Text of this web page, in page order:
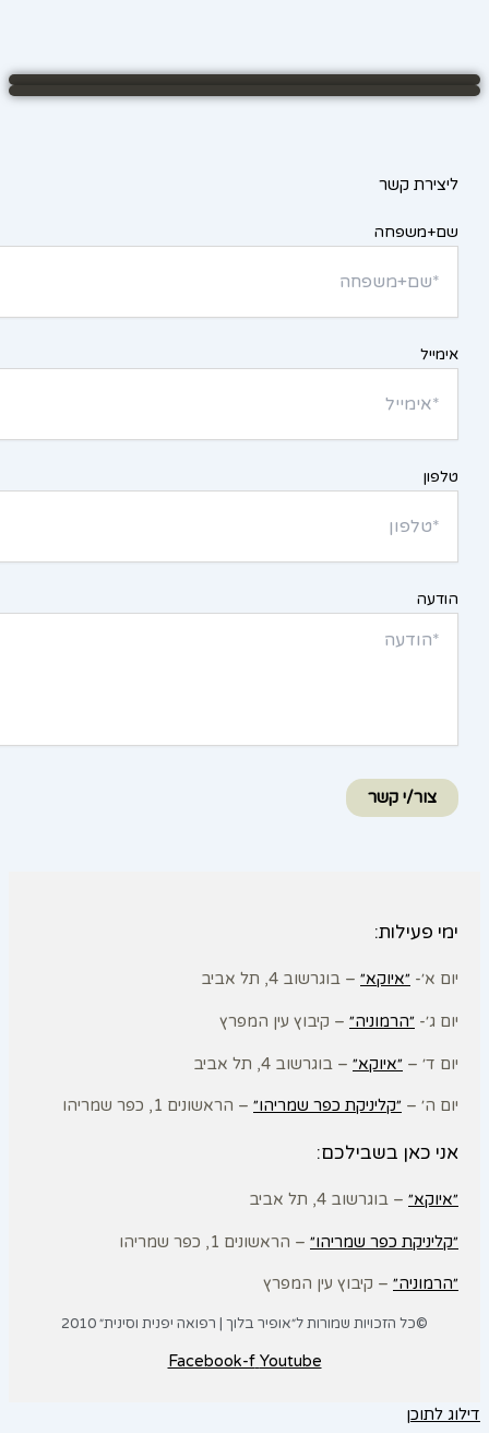
ליצירת קשר
שם+משפחה
אימייל
טלפון
הודעה
צור/י קשר
ימי פעילות:
יום א׳-״איוקא״– בוגרשוב 4, תל אביב
יום ג׳-״הרמוניה״– קיבוץ עין המפרץ
יום ד׳ –״איוקא״– בוגרשוב 4, תל אביב
יום ה׳ –״קליניקת כפר שמריהו״– הראשונים 1, כפר שמריהו
אני כאן בשבילכם:
״איוקא״– בוגרשוב 4, תל אביב
״קליניקת כפר שמריהו״– הראשונים 1, כפר שמריהו
״הרמוניה״– קיבוץ עין המפרץ
©כל הזכויות שמורות ל״אופיר בלוך | רפואה יפנית וסינית״ 2010
Facebook-f Youtube
דילוג לתוכן